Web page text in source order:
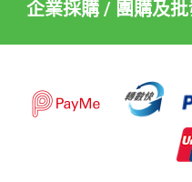
企業採購 / 團購及